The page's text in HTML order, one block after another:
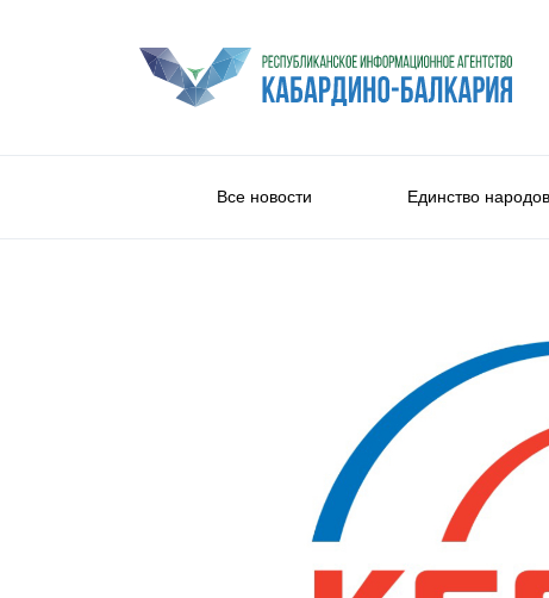
Все новости Единство